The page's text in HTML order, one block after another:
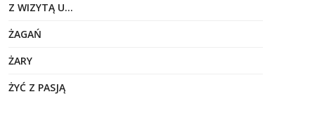
Z WIZYTĄ U…
ŻAGAŃ
ŻARY
ŻYĆ Z PASJĄ